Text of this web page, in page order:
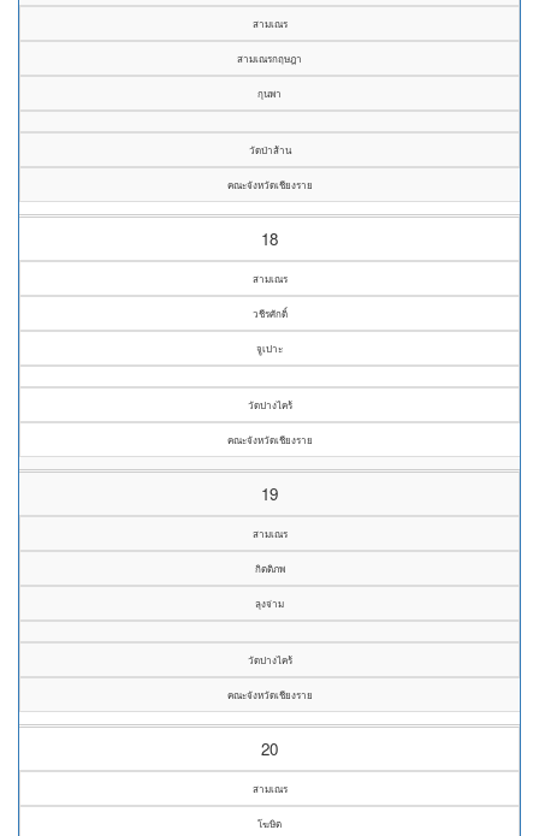
สามเณร
สามเณรกฤษฎา
กุนพา
วัดป่าส้าน
คณะจังหวัดเชียงราย
18
สามเณร
วชีรศักดิ์
จูเปาะ
วัดปางไคร้
คณะจังหวัดเชียงราย
19
สามเณร
กิตติภพ
ลุงจ่าม
วัดปางไคร้
คณะจังหวัดเชียงราย
20
สามเณร
โฆษิต